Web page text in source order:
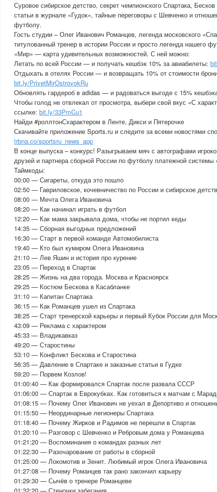
Суровое сибирское детство, секрет чемпионского Спартака,
статьи в журнале «Гудок», тайные переговоры с Шевченко и
футболу.
Гость студии – Олег Иванович Романцев, легенда московского
титулованный тренер в истории России и просто легенда нашего
«Мир» — карта удивительных возможностей. С ней можно:
Летать по всей России — и получать кешбэк 10% за авиабилеты:
Отдыхать в отелях России — и возвращать 10% от стоимости
bit.ly/PrivetMirOstrovokRu
Обновлять гардероб в adidas — и радоваться выгоде с 15%
Чтобы голод не отвлекал от просмотра, выбери свой вкус «С
ссылке: bit.ly/33PmCu1
Найди #роллтонСхарактером в Ленте, Дикси и Пятерочке
Скачивайте приложение Sports.ru и следите за всеми новостями
trbna.co/sportsru_news_app
В конце выпуска – конкурс! Разыгрываем мяч с автографами
друзей и партнера сборной России по футболу платежной
Таймкоды:
00:00 — Сигареты, откуда это пошло
02:50 — Гавриловское, кочевничество по России и сибирское
08:00 — Мечта Олега Ивановича
08:20 — Как начинал играть в футбол
12:20 — Как мама закрывала дома, чтобы не портил кеды
14:35 — Сборная выгодных предложений
16:30 — Старт в первой команде Автомобилиста
19:40 — Кто был кумиром Олега Ивановича
21:10 — Лев Яшин и история про курение
23:05 — Переход в Спартак
28:25 — Жизнь на два города. Москва и Красноярск
29:25 — Костюм Бескова в Касабланке
31:10 — Капитан Спартака
36:15 — Как Романцев ушел из Спартака
38:25 — Старт тренерской карьеры и первый Кубок России для
43:09 — Реклама с характером
45:33 — Владикавказ
49:20 — Старостины
53:10 — Конфликт Бескова и Старостина
56:35 — Давление в Спартаке и заказные статьи в Гудке
59:20 — Порвем Козлов!
01:00:40 — Как формировался Спартак после развала СССР
01:06:00 — Спартак в Еврокубках. Как готовиться к матчам с
01:08:15 — Почему Олег Иванович не уехал в Депортиво и
01:15:50 — Неординарные легионеры Спартака
01:18:40 — Почему Жирков и Радимов не перешли в Спартак
01:20:10 — Разговор с Шевченко и Ребровым дома у Романцева
01:21:20 — Воспоминания о командах разных лет
01:22:30 — Разочарование от работы в сборной
01:25:00 — Локомотив и Зенит. Любимый игрок Олега Ивановича
01:27:08 — Почему Романцев так рано закончил карьеру
01:29:30 — Сычёв о тренере Романцеве